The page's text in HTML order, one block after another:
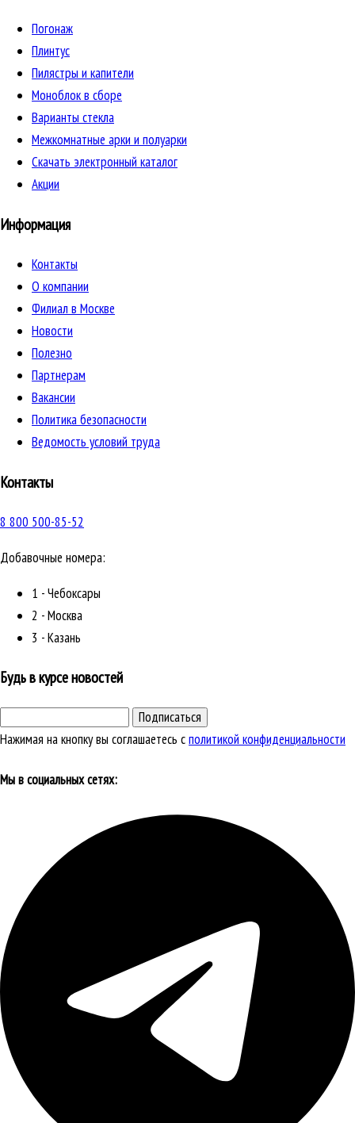
Погонаж
Плинтус
Пилястры и капители
Моноблок в сборе
Варианты стекла
Межкомнатные арки и полуарки
Скачать электронный каталог
Акции
Информация
Контакты
О компании
Филиал в Москве
Новости
Полезно
Партнерам
Вакансии
Политика безопасности
Ведомость условий труда
Контакты
8 800 500-85-52
Добавочные номера:
1 - Чебоксары
2 - Москва
3 - Казань
Будь в курсе новостей
Подписаться
Нажимая на кнопку вы соглашаетесь сполитикой конфиденциальности
Мы в социальных сетях: